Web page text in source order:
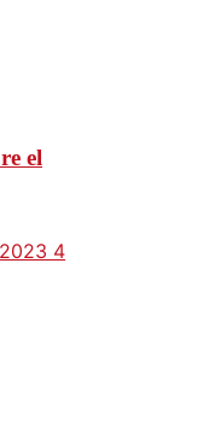
el
4